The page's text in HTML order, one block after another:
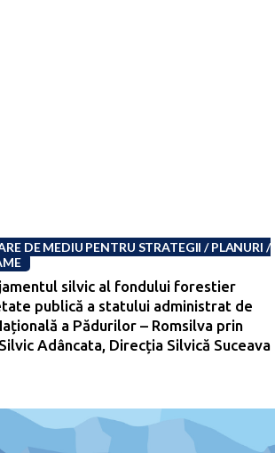
DE MEDIU PENTRU STRATEGII / PLANURI /
silvic al fondului forestier
publică a statului administrat de
a Pădurilor – Romsilva prin
Adâncata, Direcția Silvică Suceava